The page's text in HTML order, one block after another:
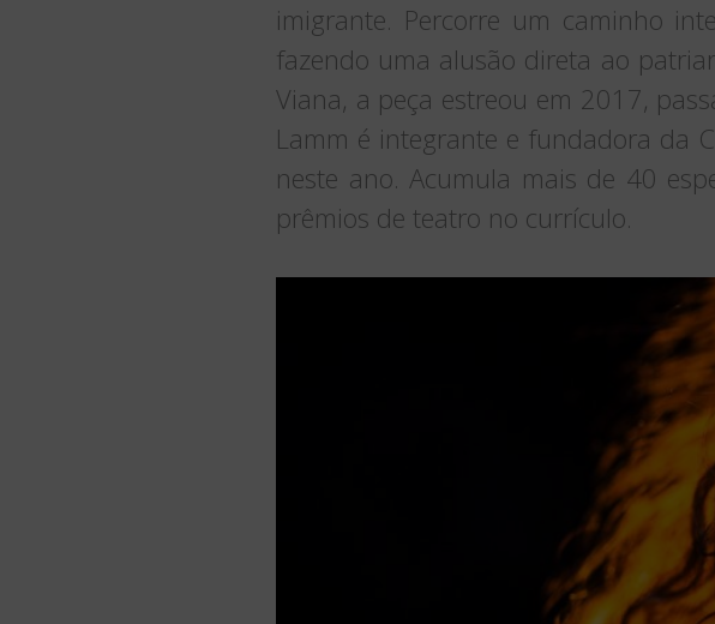
imigrante. Percorre um caminho
fazendo uma alusão direta ao
Viana, a peça estreou em 2017,
Lamm é integrante e fundadora da
neste ano. Acumula mais de 40
prêmios de teatro no currículo.